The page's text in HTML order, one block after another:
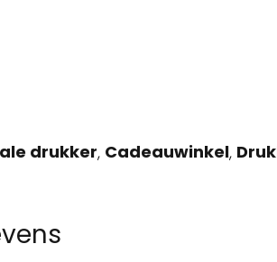
drukker, Cadeauwinkel,